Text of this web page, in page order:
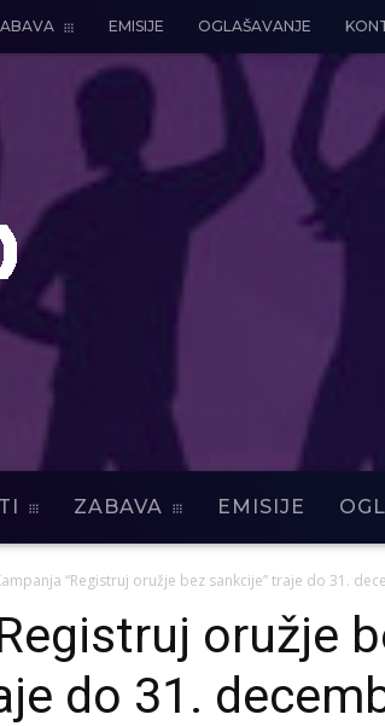
EMISIJE OGLAŠAVANJE
ZABAVA EMISIJE
“Registruj oružje bez sankcije” traje do 31.
oružje
do 31.